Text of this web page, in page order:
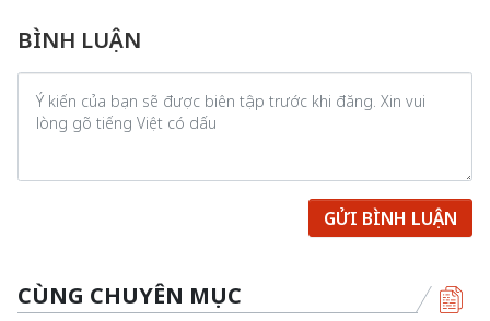
BÌNH LUẬN
GỬI BÌNH LUẬN
CÙNG CHUYÊN MỤC